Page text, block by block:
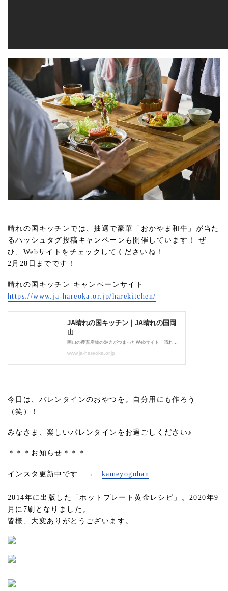
晴れの国キッチンでは、抽選で豪華「おかやま和⽜」が当た
るハッシュタグ投稿キャンペーンも開催しています！ ぜ
ひ、Webサイトをチェックしてくださいね！
2月28日までです！
晴れの国キッチン キャンペーンサイト
https://www.ja-hareoka.or.jp/harekitchen/
今日は、バレンタインのおやつを。自分用にも作ろう
（笑）！
みなさま、楽しいバレンタインをお過ごしください♪
＊＊＊お知らせ＊＊＊
インスタ更新中です → kameyogohan
2014年に出版した「ホットプレート黄金レシピ」。2020年9
月に7刷となりました。
皆様、大変ありがとうございます。